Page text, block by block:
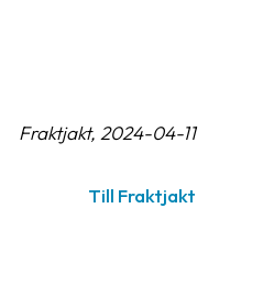
Fraktjakt, 2024-04-11
Till Fraktjakt